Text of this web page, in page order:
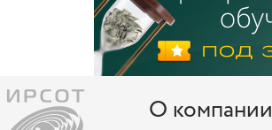
О компании